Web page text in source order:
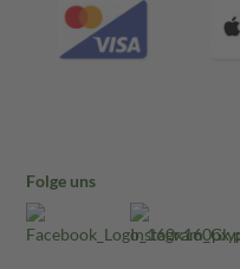
Folge uns